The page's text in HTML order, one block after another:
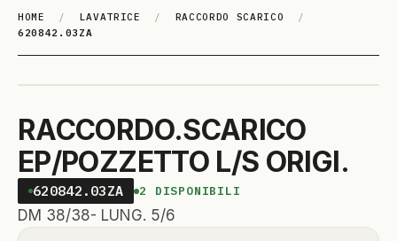
HOME / LAVATRICE / RACCORDO SCARICO
/
620842.03ZA
RACCORDO.SCARICO
EP/POZZETTO L/S ORIGI.
620842.03ZA 2 DISPONIBILI
DM 38/38- LUNG. 5/6